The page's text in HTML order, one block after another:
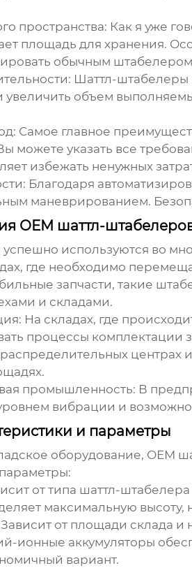
пространства: Как я уже
площадь для хранения.
обычным штабелером
Шаттл-штабелеры
объем
Самое главное
можете указать все
избежать ненужных
Благодаря
маневрированием.
ОЕМ шаттл-
успешно используются во
где необходимо
запчасти, такие
и складами.
На складах, где
процессы комплектации
центрах
промышленность: В
вибрации и
и параметры
оборудование, ОЕМ
от типа шаттл-
максимальную
Зависит от площади склада и
ионные аккумуляторы
вариант.